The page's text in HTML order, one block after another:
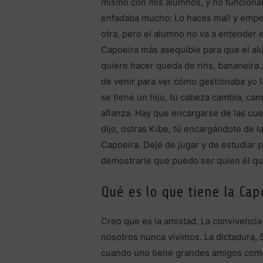
enfadaba mucho: Lo haces mal! y
otra, pero el alumno no va a entender
Capoeira más asequible para que el
quiere hacer queda de rins,
de venir para ver cómo gestionaba yo
se tiene un hijo, tu cabeza cambia,
afianza. Hay que encargarse de las
dijo, ostras Kibe, tú encargándote de
Capoeira. Dejé de jugar y de estudiar
demostrarle que puedo ser quien él
Qué es lo que tiene la
Creo que es la amistad. La
nosotros nunca vivimos. La dictadura,
cuando uno tiene grandes amigos